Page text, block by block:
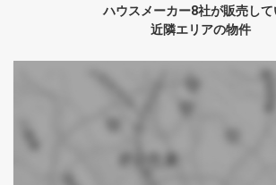
ハウスメーカー8社が販売して
近隣エリアの物件